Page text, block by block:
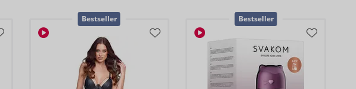
Bestseller Bestseller